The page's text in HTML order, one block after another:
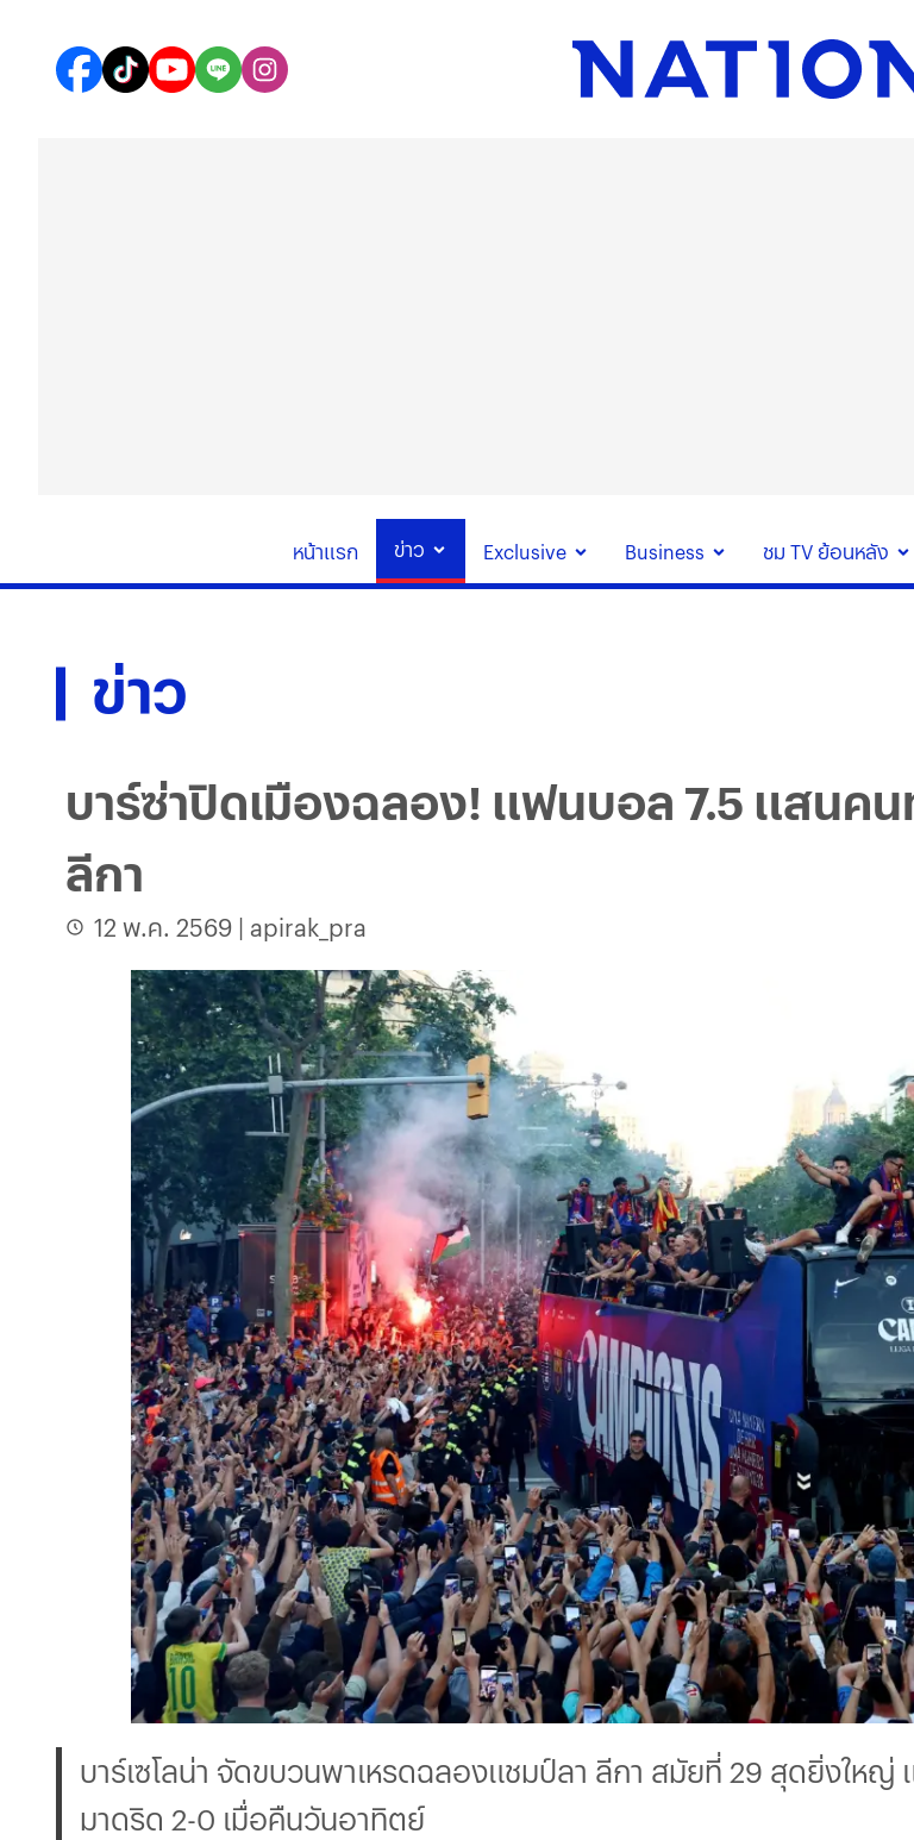
หน้าแรก ข่าว Exclusive Business ชม TV ย้อนหลัง
ข่าว
บาร์ซ่าปิดเมืองฉลอง! แฟนบอล 7.5 แสนค
ลีกา
12 พ.ค. 2569 | apirak_pra
บาร์เซโลน่า จัดขบวนพาเหรดฉลองแชมป์ลา ลีกา สมัยที่ 29 สุดยิ่งให
มาดริด 2-0 เมื่อคืนวันอาทิตย์